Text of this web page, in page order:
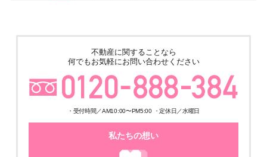
不動産に関することなら
何でもお気軽にお問い合わせください
・受付時間／AM10:00〜PM5:00 ・定休日／水曜日
私たちの想い